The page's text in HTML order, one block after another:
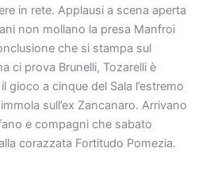
in rete. Applausi a scena aperta
non mollano la presa Manfroi
che si stampa sul
ci prova Brunelli, Tozarelli è
gioco a cinque del Sala l’estremo
sull’ex Zancanaro. Arrivano
e compagni che sabato
corazzata Fortitudo Pomezia.